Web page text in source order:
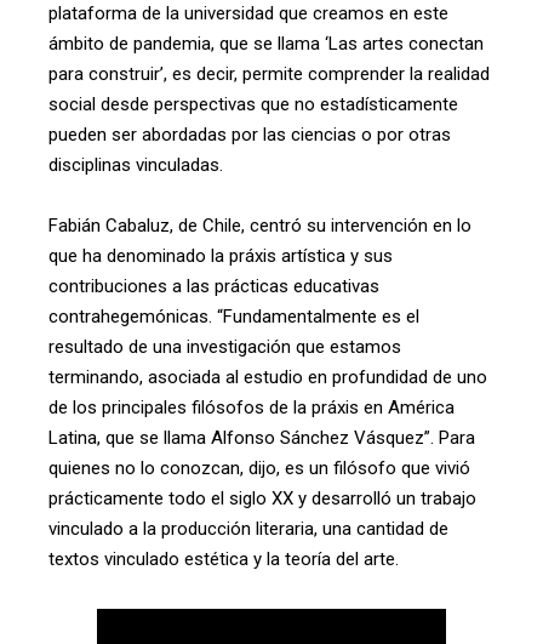
plataforma de la universidad que creamos en este
ámbito de pandemia, que se llama ‘Las artes conectan
para construir’, es decir, permite comprender la realidad
social desde perspectivas que no estadísticamente
pueden ser abordadas por las ciencias o por otras
disciplinas vinculadas.
Fabián Cabaluz, de Chile, centró su intervención en lo
que ha denominado la práxis artística y sus
contribuciones a las prácticas educativas
contrahegemónicas. “Fundamentalmente es el
resultado de una investigación que estamos
terminando, asociada al estudio en profundidad de uno
de los principales filósofos de la práxis en América
Latina, que se llama Alfonso Sánchez Vásquez”. Para
quienes no lo conozcan, dijo, es un filósofo que vivió
prácticamente todo el siglo XX y desarrolló un trabajo
vinculado a la producción literaria, una cantidad de
textos vinculado estética y la teoría del arte.